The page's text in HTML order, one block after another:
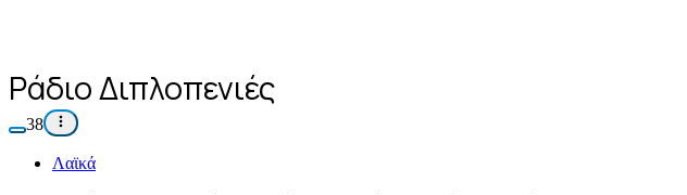
Ράδιο Διπλοπενιές
38
Λαϊκά